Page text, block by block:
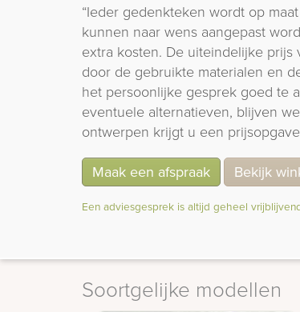
“Ieder gedenkteken wordt op
kunnen naar wens aangepast
extra kosten. De uiteindelijke
door de gebruikte materialen en
het persoonlijke gesprek goed te
eventuele alternatieven, blijven
ontwerpen krijgt u een
Maak een afspraak Bekijk
Een adviesgesprek is altijd geheel
Soortgelijke modellen